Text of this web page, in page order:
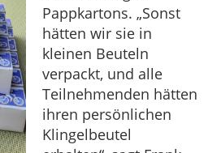
Pappkartons. „Sonst
hätten wir sie in
kleinen Beuteln
verpackt, und alle
Teilnehmenden hätten
ihren persönlichen
Klingelbeutel